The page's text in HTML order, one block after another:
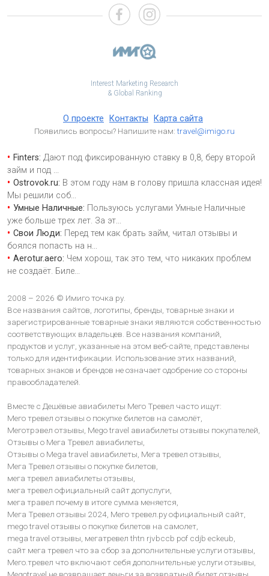
Interest Marketing Research
& Global Ranking
О проекте Контакты Карта сайта
Появились вопросы? Напишите нам:travel@imigo.ru
Finters: Дают под фиксированную ставку в 0,8, беру второй
займ и под ...
Ostrovok.ru: В этом году нам в голову пришла классная идея!
Мы решили соб...
Умные Наличные: Пользуюсь услугами Умные Наличные
уже больше трех лет. За эт...
Свои Люди: Перед тем как брать займ, читал отзывы и
боялся попасть на н...
Aerotur.aero: Чем хорош, так это тем, что никаких проблем
не создаёт. Биле...
2008 – 2026 © Имиго точка ру.
Все названия сайтов, логотипы, бренды, товарные знаки и
зарегистрированные товарные знаки являются собственностью
соответствующих владельцев. Все названия компаний,
продуктов и услуг, указанные на этом веб-сайте, представлены
только для идентификации. Использование этих названий,
товарных знаков и брендов не означает одобрение со стороны
правообладателей.
Вместе с Дешёвые авиабилеты Мего Тревел часто ищут:
Мего тревел отзывы о покупке билетов на самолёт,
Меготрэвел отзывы, Mego travel авиабилеты отзывы покупателей,
Отзывы о Мега Тревел авиабилеты,
Отзывы о Mega travel авиабилеты, Мега тревел отзывы,
Мега Тревел отзывы о покупке билетов,
мега тревел авиабилеты отзывы,
мега тревел официальный сайт допуслуги,
мега травел почему в итоге сумма меняется,
Мега Тревел отзывы 2024, Мего тревел.ру официальный сайт,
mego travel отзывы о покупке билетов на самолет,
mega travel отзывы, мегатревел thtn rjvbccb pof cdjb eckeub,
сайт мега тревел что за сбор за дополнительные услуги отзывы,
Мего.тревел что включают себя дополнительные услуги отзывы,